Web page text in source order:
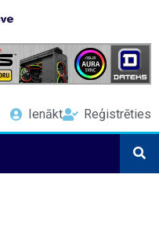
Ienākt Reģistrēties